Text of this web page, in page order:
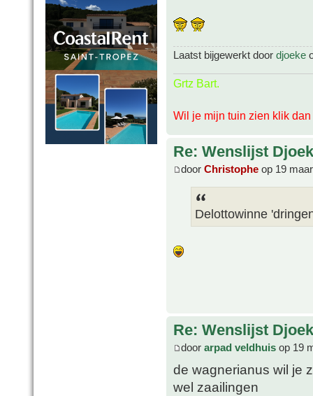
Laatst bijgewerkt door djoeke
Grtz Bart.
Wil je mijn tuin zien klik dan
Re: Wenslijst
door Christophe op 19
Delottowinne
Re: Wenslijst
door arpad veldhuis op 19
de wagnerianus wil je
wel zaailingen